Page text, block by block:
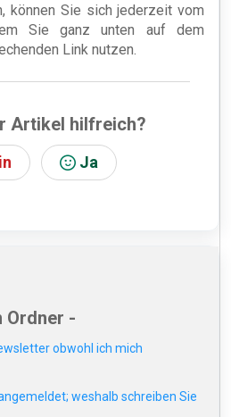
können Sie sich jederzeit vom
Sie ganz unten auf dem
Link nutzen.
Artikel hilfreich?
Ja
Ordner -
obwohl ich mich
weshalb schreiben Sie